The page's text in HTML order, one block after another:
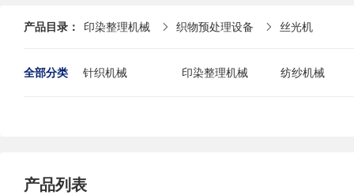
产品目录： 印染整理机械  织物预处理设备  丝光机
全部分类 针织机械 印染整理机械 纺纱机械
产品列表